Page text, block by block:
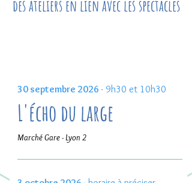
des ateliers en lien avec les spectacles
30 septembre 2026 - 9h30 et 10h30
L'écho du large
Marché Gare - Lyon 2